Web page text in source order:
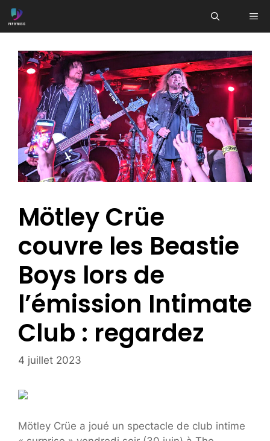
Aller
au
Mötley Crüe
couvre les Beastie
Boys lors de
l’émission Intimate
Club : regardez
4 juillet 2023
Mötley Crüe a joué un spectacle de club intime